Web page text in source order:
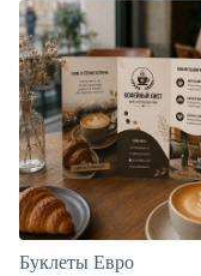
Буклеты Евро